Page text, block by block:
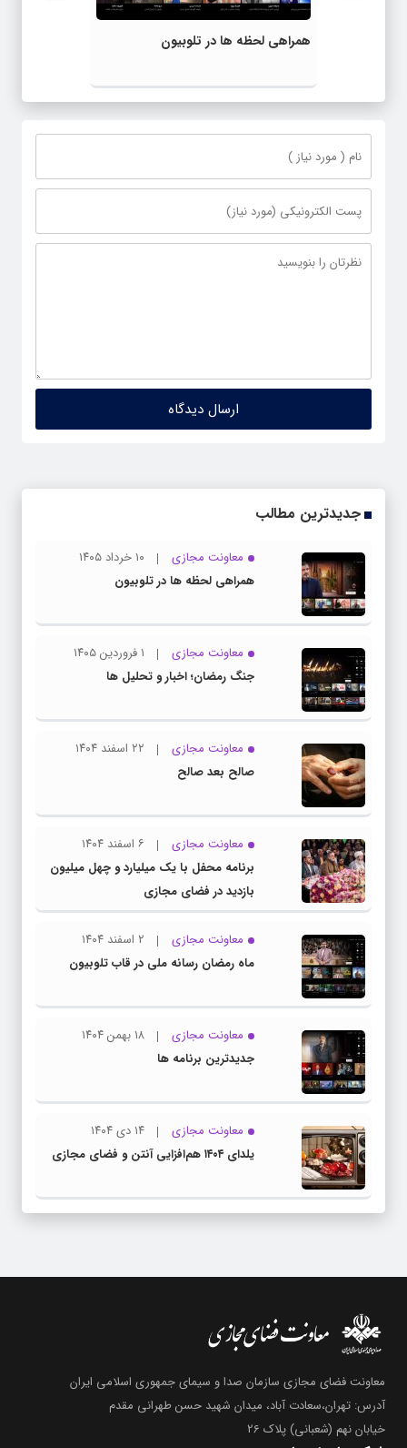
همراهی لحظه ها در تلوبیون
جدیدترین مطالب
معاونت مجازی
۱۰ خرداد ۱۴۰۵
همراهی لحظه ها در تلوبیون
معاونت مجازی
۱ فروردین ۱۴۰۵
جنگ رمضان؛ اخبار و تحلیل ها
معاونت مجازی
۲۲ اسفند ۱۴۰۴
صالح بعد صالح
معاونت مجازی
۶ اسفند ۱۴۰۴
برنامه محفل با یک میلیارد و چهل میلیون
بازدید در فضای مجازی
معاونت مجازی
۲ اسفند ۱۴۰۴
ماه رمضان رسانه ملی در قاب تلوبیون
معاونت مجازی
۱۸ بهمن ۱۴۰۴
جدیدترین برنامه ها
معاونت مجازی
۱۴ دی ۱۴۰۴
یلدای ۱۴۰۴ هم‌افزایی آنتن و فضای مجازی
معاونت فضای مجازی سازمان صدا و سیمای جمهوری اسلامی ایران
آدرس: تهران،سعادت آباد، میدان شهید حسن طهرانی مقدم
خیابان نهم (شعبانی) پلاک 26